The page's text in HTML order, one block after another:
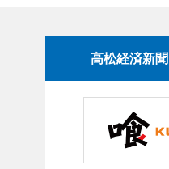
高松経済新